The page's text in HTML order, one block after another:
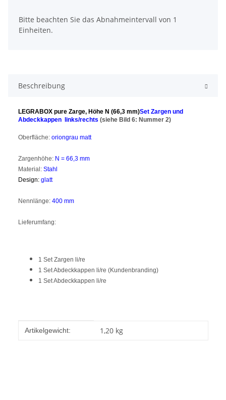
Bitte beachten Sie das Abnahmeintervall von 1
Einheiten.
Beschreibung
LEGRABOX pure Zarge, Höhe N (66,3 mm)Set Zargen und
Abdeckkappen links/rechts (siehe Bild 6: Nummer 2)
Oberfläche: oriongrau matt
Zargenhöhe: N = 66,3 mm
Material: Stahl
Design: glatt
Nennlänge: 400 mm
Lieferumfang:
1 Set Zargen li/re
1 Set Abdeckkappen li/re (Kundenbranding)
1 Set Abdeckkappen li/re
Produkteigenschaft
Wert
Artikelgewicht: 1,20 kg